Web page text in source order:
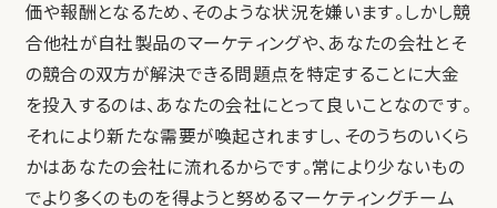
価や報酬となるため、そのような状況を嫌います。しかし競
合他社が自社製品のマーケティングや、あなたの会社とそ
の競合の双方が解決できる問題点を特定することに大金
を投入するのは、あなたの会社にとって良いことなのです。
それにより新たな需要が喚起されますし、そのうちのいくら
かはあなたの会社に流れるからです。常により少ないもの
でより多くのものを得ようと努めるマーケティングチーム